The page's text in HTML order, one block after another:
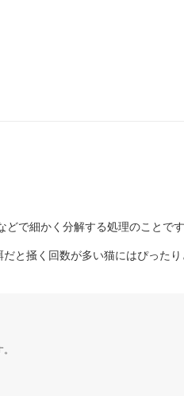
で細かく分解する処理のことで
と掻く回数が多い猫にはぴった